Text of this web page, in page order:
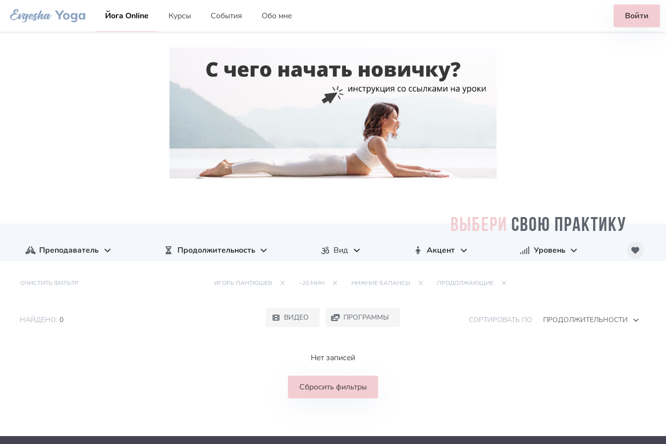
Йога Online Курсы События Обо мне Войти
ВЫБЕРИ СВОЮ ПРАКТИКУ
Преподаватель Продолжительность Вид Акцент Уровень
ОЧИСТИТЬ ФИЛЬТР ИГОРЬ ПАНТЮШЕВ ~20 МИН НИЖНИЕ БАЛАНСЫ ПРОДОЛЖАЮЩИЕ
НАЙДЕНО: 0 ВИДЕО ПРОГРАММЫ СОРТИРОВАТЬ ПО ПРОДОЛЖИТЕЛЬНОСТИ
Нет записей
Сбросить фильтры